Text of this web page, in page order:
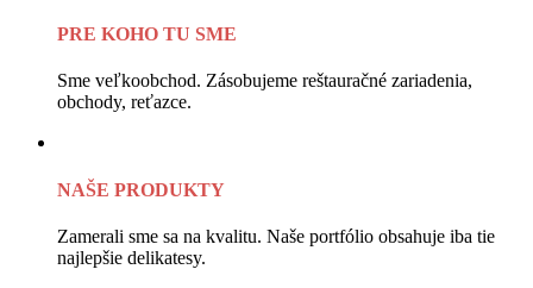
PRE KOHO TU SME
Sme veľkoobchod. Zásobujeme reštauračné zariadenia,
obchody, reťazce.
NAŠE PRODUKTY
Zamerali sme sa na kvalitu. Naše portfólio obsahuje iba tie
najlepšie delikatesy.